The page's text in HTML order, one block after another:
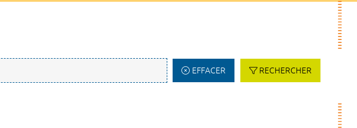
EFFACER RECHERCHER